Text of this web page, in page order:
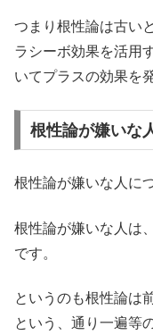
つまり根性論は古い
ラシーボ効果を活用
いてプラスの効果を
根性論が嫌いな
根性論が嫌いな人に
根性論が嫌いな人は
です。
というのも根性論は
という、通り一遍等